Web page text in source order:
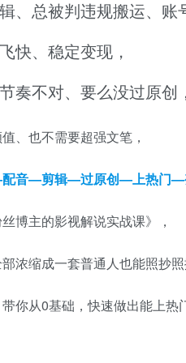
、总被判违规搬运、
快、稳定变现，
不对、要么没过原创
、也不需要超强文笔，
音—剪辑—过原创—上热门—
博主的影视解说实战课》，
浓缩成一套普通人也能照抄照
你从0基础，快速做出能上